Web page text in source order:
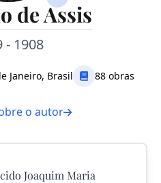
de Assis
- 1908
Janeiro, Brasil 88 obras
o autor
Joaquim Maria